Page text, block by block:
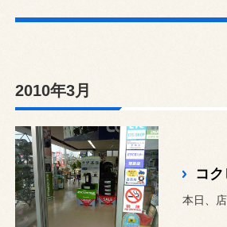
2010年3月
コ
本日、